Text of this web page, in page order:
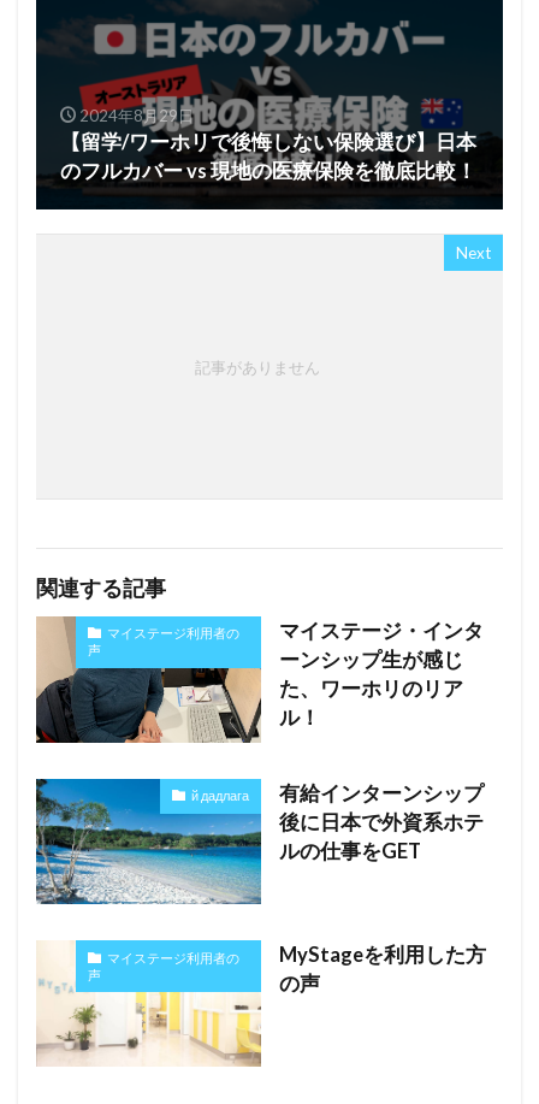
2024年8月29日
【留学/ワーホリで後悔しない保険選び】日本
のフルカバー vs 現地の医療保険を徹底比較！
Next
記事がありません
関連する記事
マイステージ利用者の
声
マイステージ・インタ
ーンシップ生が感じ
た、ワーホリのリア
ル！
й дадлага
有給インターンシップ
後に日本で外資系ホテ
ルの仕事をGET
マイステージ利用者の
声
MyStageを利用した方
の声